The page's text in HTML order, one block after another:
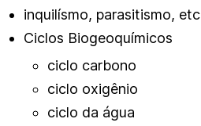
inquilísmo, parasitismo, etc
Ciclos Biogeoquímicos
ciclo carbono
ciclo oxigênio
ciclo da água